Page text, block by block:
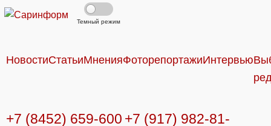
Темный режим
НовостиСтатьиМненияФоторепортажиИнтервью
+7 (8452) 659-600 +7 (917) 982-81-